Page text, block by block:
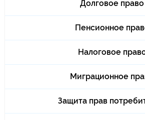
Долговое право
Пенсионное
Налоговое
Миграционное
Защита прав